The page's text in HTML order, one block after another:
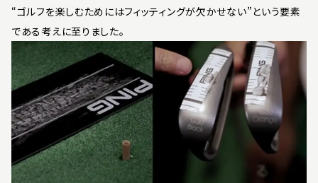
“ゴルフを楽しむためにはフィッティングが欠かせない”という要素
である考えに至りました。